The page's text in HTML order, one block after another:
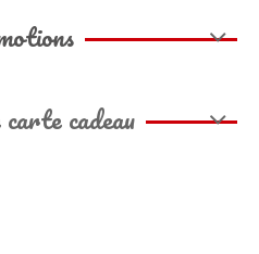
cadeau